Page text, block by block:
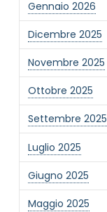
Gennaio 2026
Dicembre 2025
Novembre 2025
Ottobre 2025
Settembre 2025
Luglio 2025
Giugno 2025
Maggio 2025